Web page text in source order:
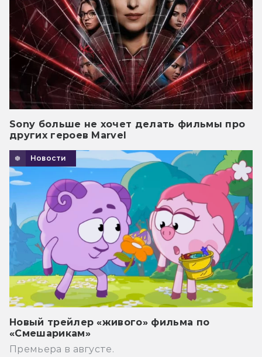
Sony больше не хочет делать фильмы про
других героев Marvel
Новости
Новый трейлер «живого» фильма по
«Смешарикам»
Премьера в августе.